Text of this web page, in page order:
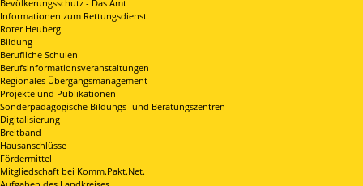
Bevölkerungsschutz - Das Amt
Informationen zum Rettungsdienst
Roter Heuberg
Bildung
Berufliche Schulen
Berufsinformationsveranstaltungen
Regionales Übergangsmanagement
Projekte und Publikationen
Sonderpädagogische Bildungs- und Beratungszentren
Digitalisierung
Breitband
Hausanschlüsse
Fördermittel
Mitgliedschaft bei Komm.Pakt.Net.